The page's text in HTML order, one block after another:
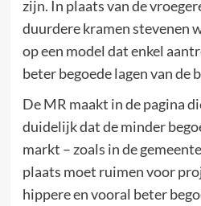
zijn. In plaats van de
duurdere kramen stevenen
op een model dat enkel
beter begoede lagen van de
De MR maakt in de pagina
duidelijk dat de minder
markt – zoals in de
plaats moet ruimen voor
hippere en vooral beter